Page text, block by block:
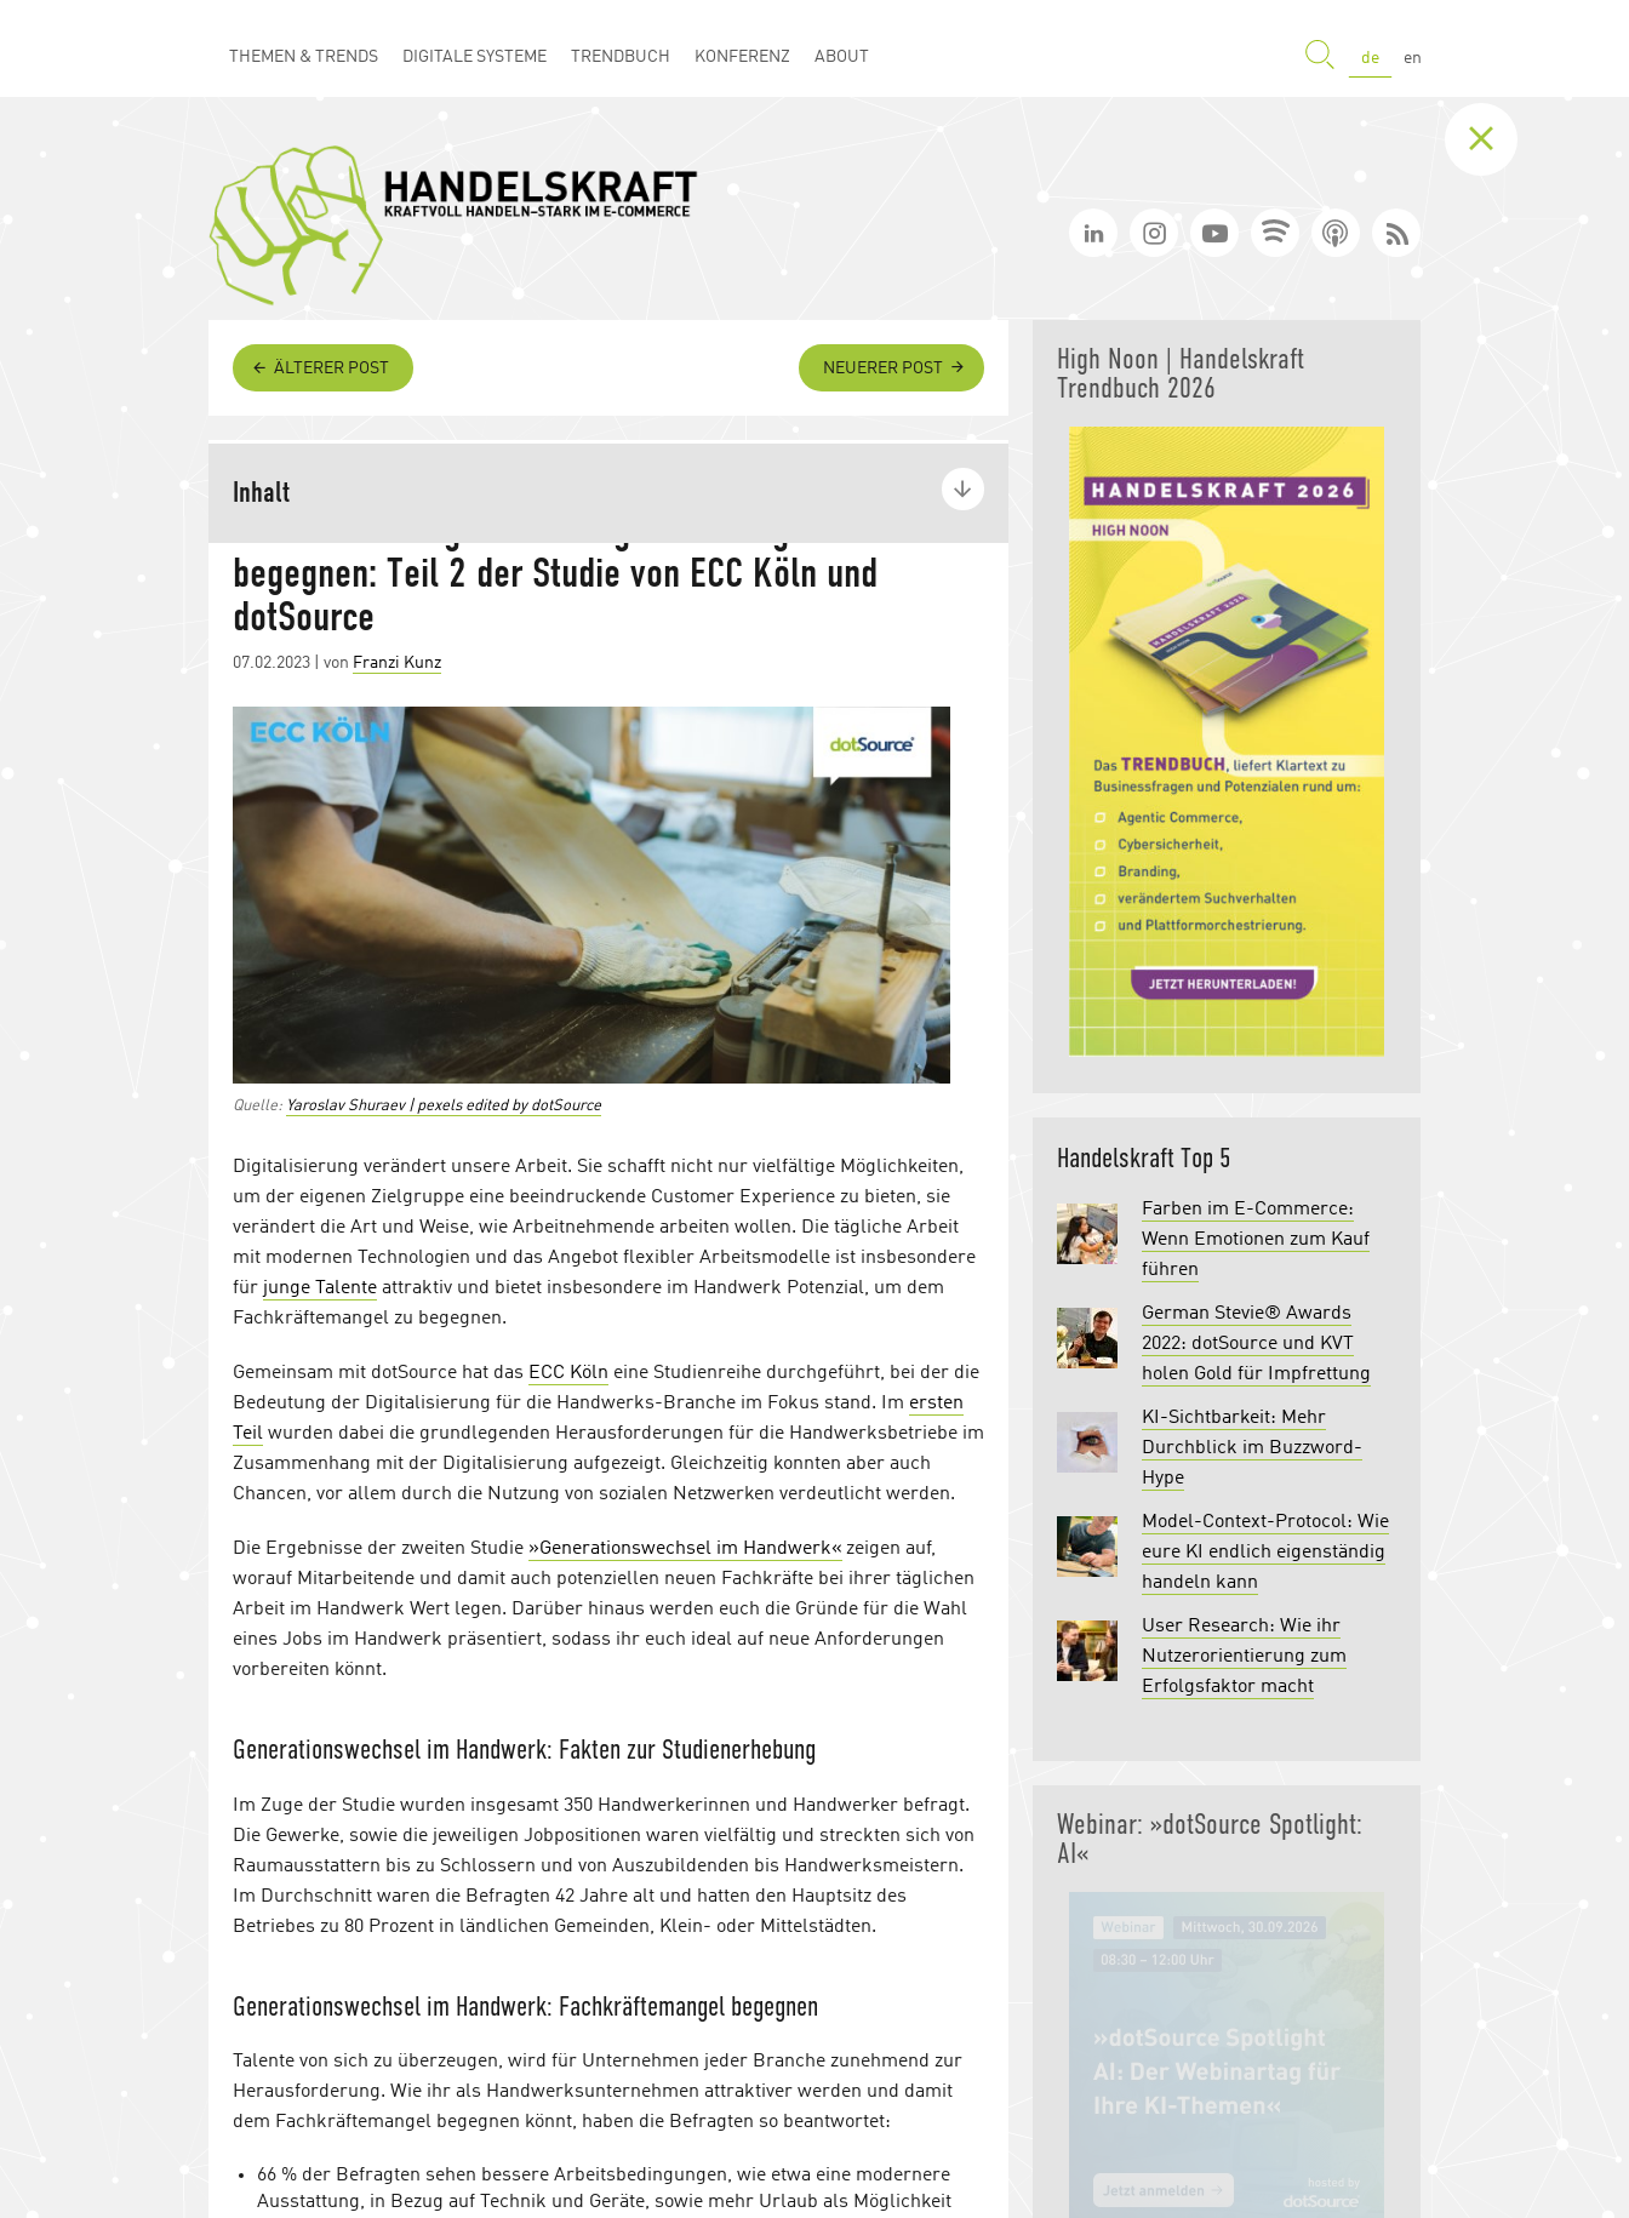
THEMEN & TRENDS DIGITALE SYSTEME TRENDBUCH KONFERENZ ABOUT SUCHE de en
ÄLTERER POST NEUERER POST
Generationswechsel im Handwerk – dem
Fachkräftemangel durch Digitalisierung
begegnen: Teil 2 der Studie von ECC Köln und
dotSource
Posted
07.02.2023 | von Franzi Kunz
Quelle: Yaroslav Shuraev | pexels edited by dotSource
Digitalisierung verändert unsere Arbeit. Sie schafft nicht nur vielfältige Möglichkeiten,
um der eigenen Zielgruppe eine beeindruckende Customer Experience zu bieten, sie
verändert die Art und Weise, wie Arbeitnehmende arbeiten wollen. Die tägliche Arbeit
mit modernen Technologien und das Angebot flexibler Arbeitsmodelle ist insbesondere
für junge Talente attraktiv und bietet insbesondere im Handwerk Potenzial, um dem
Fachkräftemangel zu begegnen.
Gemeinsam mit dotSource hat das ECC Köln eine Studienreihe durchgeführt, bei der die
Bedeutung der Digitalisierung für die Handwerks-Branche im Fokus stand. Im ersten
Teil wurden dabei die grundlegenden Herausforderungen für die Handwerksbetriebe im
Zusammenhang mit der Digitalisierung aufgezeigt. Gleichzeitig konnten aber auch
Chancen, vor allem durch die Nutzung von sozialen Netzwerken verdeutlicht werden.
Die Ergebnisse der zweiten Studie »Generationswechsel im Handwerk« zeigen auf,
worauf Mitarbeitende und damit auch potenziellen neuen Fachkräfte bei ihrer täglichen
Arbeit im Handwerk Wert legen. Darüber hinaus werden euch die Gründe für die Wahl
eines Jobs im Handwerk präsentiert, sodass ihr euch ideal auf neue Anforderungen
vorbereiten könnt.
Generationswechsel im Handwerk: Fakten zur Studienerhebung
Im Zuge der Studie wurden insgesamt 350 Handwerkerinnen und Handwerker befragt.
Die Gewerke, sowie die jeweiligen Jobpositionen waren vielfältig und streckten sich von
Raumausstattern bis zu Schlossern und von Auszubildenden bis Handwerksmeistern.
Im Durchschnitt waren die Befragten 42 Jahre alt und hatten den Hauptsitz des
Betriebes zu 80 Prozent in ländlichen Gemeinden, Klein- oder Mittelstädten.
Generationswechsel im Handwerk: Fachkräftemangel begegnen
Talente von sich zu überzeugen, wird für Unternehmen jeder Branche zunehmend zur
Herausforderung. Wie ihr als Handwerksunternehmen attraktiver werden und damit
dem Fachkräftemangel begegnen könnt, haben die Befragten so beantwortet:
66 % der Befragten sehen bessere Arbeitsbedingungen, wie etwa eine modernere
Ausstattung, in Bezug auf Technik und Geräte, sowie mehr Urlaub als Möglichkeit
High Noon | Handelskraft
Trendbuch 2026
Handelskraft Top 5
Farben im E-Commerce:
Wenn Emotionen zum Kauf
führen
German Stevie® Awards
2022: dotSource und KVT
holen Gold für Impfrettung
KI-Sichtbarkeit: Mehr
Durchblick im Buzzword-
Hype
Model-Context-Protocol: Wie
eure KI endlich eigenständig
handeln kann
User Research: Wie ihr
Nutzerorientierung zum
Erfolgsfaktor macht
Webinar: »dotSource Spotlight:
AI«
Inhalt
Fakten zur Studienerhebung
Fachkräftemangel begegnen
Bedeutung des Handwerks
Diversität und Nachhaltigkeit
Generationswechsel im Handwerk: Studie kostenfrei herunterladen